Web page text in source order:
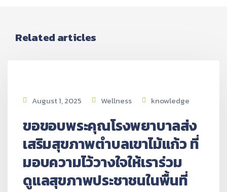
Related articles
August 1, 2025 Wellness knowledge
ขอขอบพระคุณโรงพยาบาลส่ง
เสริมสุขภาพตำบลเขาไม้แก้ว ที่
มอบความไว้วางใจให้เราร่วม
ดูแลสุขภาพประชาชนในพื้นที่